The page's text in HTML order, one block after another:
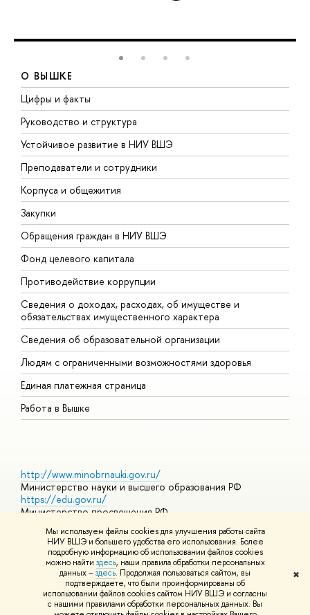
Мы используем файлы cookies для улучшения работы сайта
НИУ ВШЭ и большего удобства его использования. Более
подробную информацию об использовании файлов cookies
можно найти здесь, наши правила обработки персональных
данных –здесь. Продолжая пользоваться сайтом, вы
подтверждаете, что были проинформированы об
использовании файлов cookies сайтом НИУ ВШЭ и согласны
с нашими правилами обработки персональных данных. Вы
✖
О ВЫШКЕ
Цифры и факты
Руководство и структура
Устойчивое развитие в НИУ ВШЭ
Преподаватели и сотрудники
Корпуса и общежития
Закупки
Обращения граждан в НИУ ВШЭ
Фонд целевого капитала
Противодействие коррупции
Сведения о доходах, расходах, об имуществе и
обязательствах имущественного характера
Сведения об образовательной организации
Людям с ограниченными возможностями здоровья
Единая платежная страница
Работа в Вышке
http://www.minobrnauki.gov.ru/
Министерство науки и высшего образования РФ
https://edu.gov.ru/
Министерство просвещения РФ
https://elearning.hse.ru/mooc
Массовые открытые онлайн-курсы
© НИУ ВШЭ 1993–2026 Адреса и контактыУсловия
использования материалов Политика конфиденциальности
Шрифты HSE Sans и HSE Slab разработаны вШколе дизайна НИУ